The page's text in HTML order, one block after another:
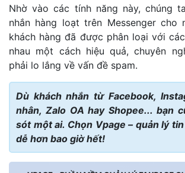
Nhờ vào các tính năng này, chúng
nhắn hàng loạt trên Messenger cho
khách hàng đã được phân loại với
nhau một cách hiệu quả, chuyên
phải lo lắng về vấn đề spam.
Dù khách nhắn từ Facebook,
nhân, Zalo OA hay Shopee... bạn
sót một ai. Chọn Vpage – quản lý
dễ hơn bao giờ hết!